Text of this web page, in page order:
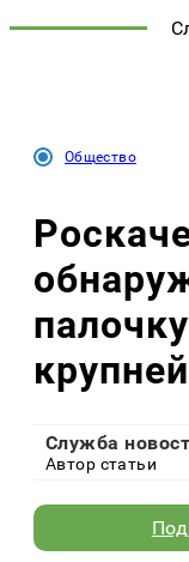
Общество
Служба
Автор статьи